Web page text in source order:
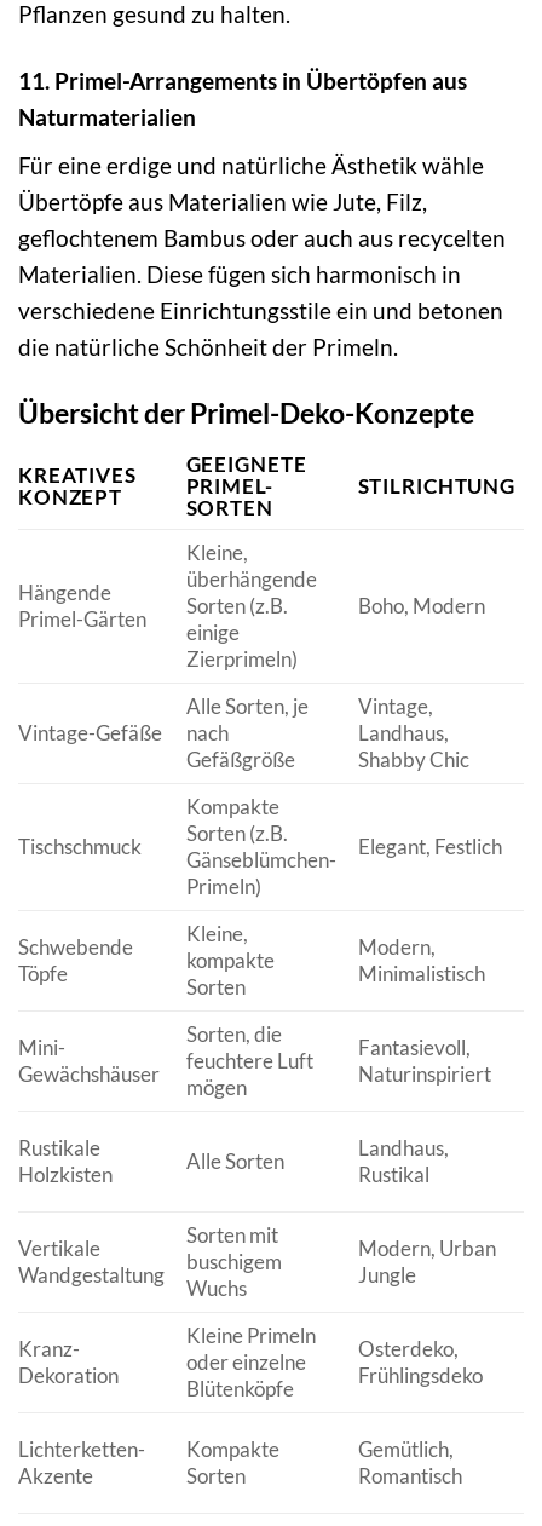
Pflanzen gesund zu halten.
11. Primel-Arrangements in Übertöpfen aus
Naturmaterialien
Für eine erdige und natürliche Ästhetik wähle
Übertöpfe aus Materialien wie Jute, Filz,
geflochtenem Bambus oder auch aus recycelten
Materialien. Diese fügen sich harmonisch in
verschiedene Einrichtungsstile ein und betonen
die natürliche Schönheit der Primeln.
Übersicht der Primel-Deko-Konzepte
KREATIVES
KONZEPT
GEEIGNETE
PRIMEL-
SORTEN
STILRICHTUNG
Hängende
Primel-Gärten
Kleine,
überhängende
Sorten (z.B.
einige
Zierprimeln)
Boho, Modern
Vintage-Gefäße
Alle Sorten, je
nach
Gefäßgröße
Vintage,
Landhaus,
Shabby Chic
Tischschmuck
Kompakte
Sorten (z.B.
Gänseblümchen-
Primeln)
Elegant, Festlich
Schwebende
Töpfe
Kleine,
kompakte
Sorten
Modern,
Minimalistisch
Mini-
Gewächshäuser
Sorten, die
feuchtere Luft
mögen
Fantasievoll,
Naturinspiriert
Rustikale
Holzkisten
Alle Sorten
Landhaus,
Rustikal
Vertikale
Wandgestaltung
Sorten mit
buschigem
Wuchs
Modern, Urban
Jungle
Kranz-
Dekoration
Kleine Primeln
oder einzelne
Blütenköpfe
Osterdeko,
Frühlingsdeko
Lichterketten-
Akzente
Kompakte
Sorten
Gemütlich,
Romantisch